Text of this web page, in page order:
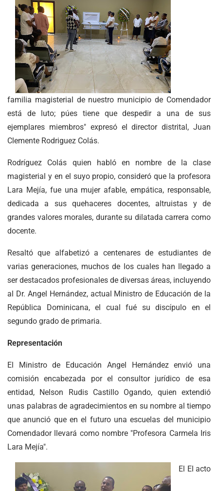
familia magisterial de nuestro municipio de Comendador
está de luto; púes tiene que despedir a una de sus
ejemplares miembros" expresó el director distrital, Juan
Clemente Rodriguez Colás.
Rodríguez Colás quien habló en nombre de la clase
magisterial y en el suyo propio, consideró que la profesora
Lara Mejía, fue una mujer afable, empática, responsable,
dedicada a sus quehaceres docentes, altruistas y de
grandes valores morales, durante su dilatada carrera como
docente.
Resaltó que alfabetizó a centenares de estudiantes de
varias generaciones, muchos de los cuales han llegado a
ser destacados profesionales de diversas áreas, incluyendo
al Dr. Angel Hernández, actual Ministro de Educación de la
República Dominicana, el cual fué su discípulo en el
segundo grado de primaria.
Representación
El Ministro de Educación Angel Hernández envió una
comisión encabezada por el consultor jurídico de esa
entidad, Nelson Rudis Castillo Ogando, quien extendió
unas palabras de agradecimientos en su nombre al tiempo
que anunció que en el futuro una escuelas del municipio
Comendador llevará como nombre "Profesora Carmela Iris
Lara Mejía".
El El acto